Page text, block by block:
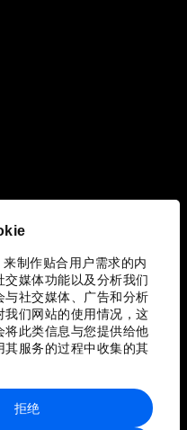
制作贴合用户需求的内
交媒体功能以及分析我们
与社交媒体、广告和分析
我们网站的使用情况，这
将此类信息与您提供给他
其服务的过程中收集的其
拒绝